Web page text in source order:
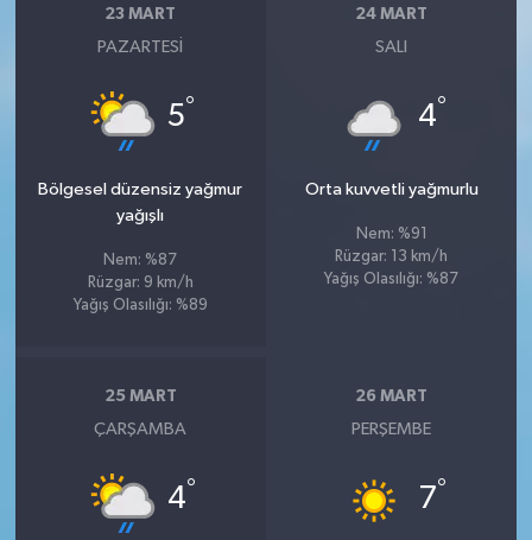
23 MART
PAZARTESI
5°
Bölgesel düzensiz yağmur
yağışlı
Nem: %87
Rüzgar: 9 km/h
Yağış Olasılığı: %89
24 MART
SALI
4°
Orta kuvvetli yağmurlu
Nem: %91
Rüzgar: 13 km/h
Yağış Olasılığı: %87
25 MART
ÇARŞAMBA
4°
26 MART
PERŞEMBE
7°